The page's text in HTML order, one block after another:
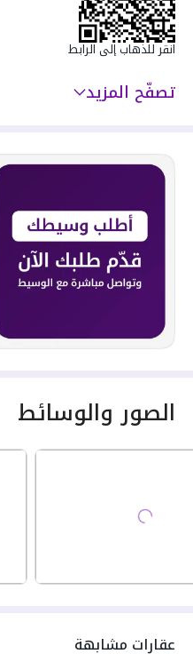
انقر للذهاب إلى الرابط
تصفّح المزيد
الصور والوسائط
عقارات مشابهة